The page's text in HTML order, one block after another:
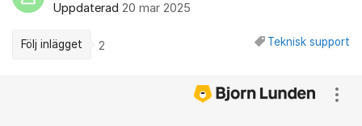
Uppdaterad 20 mar 2025
Teknisk support
Följ inlägget 2